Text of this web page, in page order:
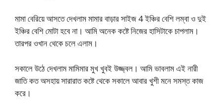
মামা বেরিয়ে আসতে দেখলাম মামার বাড়ার সাইজ 4 ইঞ্চির বেশি লম্বা ও দুই
ইঞ্চির বেশি মোটা হবে না। আমি অনেক কষ্টে নিজের হাসিটাকে চাপলাম।
তারপর ওখান থেকে চলে এলাম।
সকালে উঠে দেখলাম মামিমার মুখ খুবই উজ্জ্বল। আমি ভাবলাম এই নারী
জাতি কত অসহায় সারারাত কষ্টে থেকে সকালে আবার খুশী মনে সমস্ত কাজ
করে।